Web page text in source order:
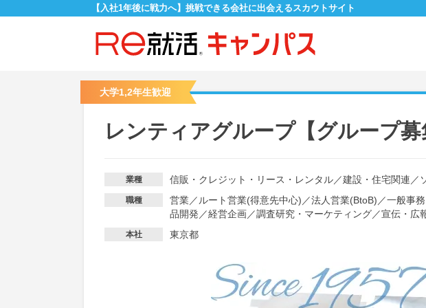
【入社1年後に戦力へ】挑戦できる会社に出会えるスカウトサイト
大学1,2年生歓迎
レンティアグループ【グループ募
業種 信販・クレジット・リース・レンタル／建設・住宅関連 ／
職種 営業／ ルート営業(得意先中心) ／法人営業(BtoB) ／一般事
品開発 ／経営企画／調査研究・マーケティング／宣伝・広
本社 東京都